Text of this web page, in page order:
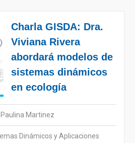
Charla GISDA: Dra.
Viviana Rivera
abordará modelos de
sistemas dinámicos
en ecología
Paulina Martinez
Dinámicos y Aplicaciones